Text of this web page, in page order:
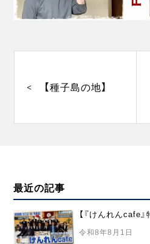
シ
【種子島の地】
最近の記事
【『けんれんcafe』
令和8年8月1日